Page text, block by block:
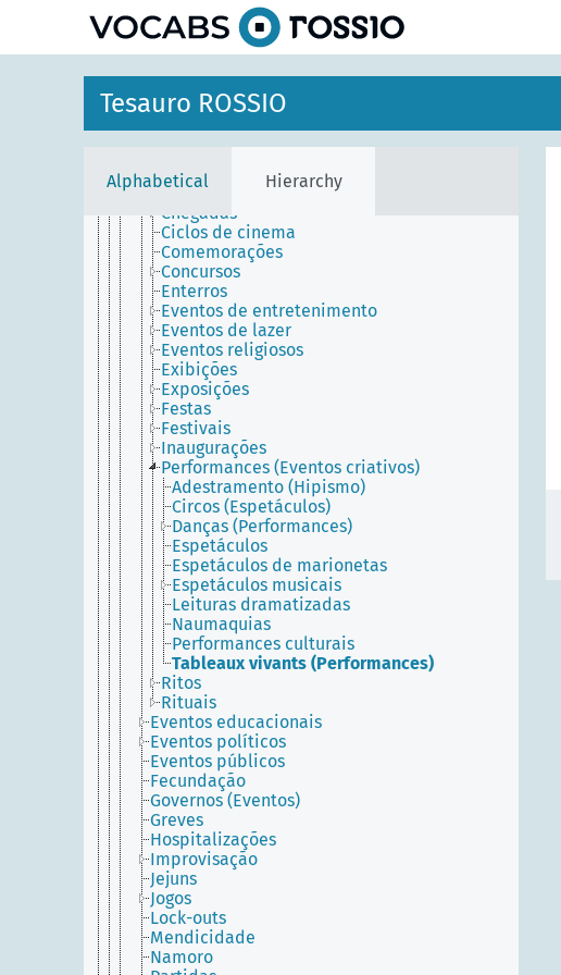
Tesauro ROSSIO
Alphabetical Hierarchy
Desastres provocados pelo ser humano
Descobertas
Desportos
Discriminação
Discussões (Eventos)
Eventos comerciais
Eventos culturais
Apresentações (Eventos comunicativos)
Celebrações
Cerimónias
Chegadas
Ciclos de cinema
Comemorações
Concursos
Enterros
Eventos de entretenimento
Eventos de lazer
Eventos religiosos
Exibições
Exposições
Festas
Festivais
Inaugurações
Performances (Eventos criativos)
Adestramento (Hipismo)
Circos (Espetáculos)
Danças (Performances)
Espetáculos
Espetáculos de marionetas
Espetáculos musicais
Leituras dramatizadas
Naumaquias
Performances culturais
Tableaux vivants (Performances)
Ritos
Rituais
Eventos educacionais
Eventos políticos
Eventos públicos
Fecundação
Governos (Eventos)
Greves
Hospitalizações
Improvisação
Jejuns
Jogos
Lock-outs
Mendicidade
Namoro